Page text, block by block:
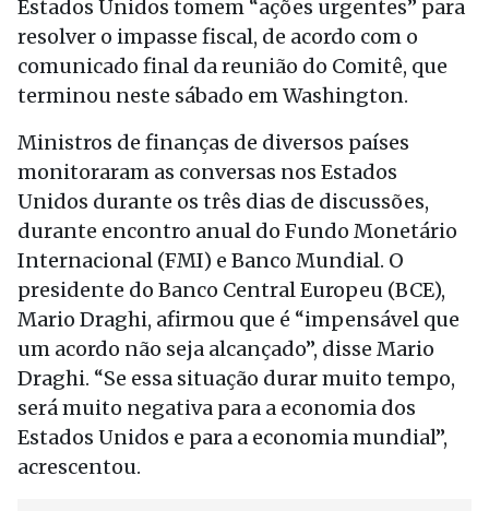
Estados Unidos tomem “ações urgentes” para
resolver o impasse fiscal, de acordo com o
comunicado final da reunião do Comitê, que
terminou neste sábado em Washington.
Ministros de finanças de diversos países
monitoraram as conversas nos Estados
Unidos durante os três dias de discussões,
durante encontro anual do Fundo Monetário
Internacional (FMI) e Banco Mundial. O
presidente do Banco Central Europeu (BCE),
Mario Draghi, afirmou que é “impensável que
um acordo não seja alcançado”, disse Mario
Draghi. “Se essa situação durar muito tempo,
será muito negativa para a economia dos
Estados Unidos e para a economia mundial”,
acrescentou.